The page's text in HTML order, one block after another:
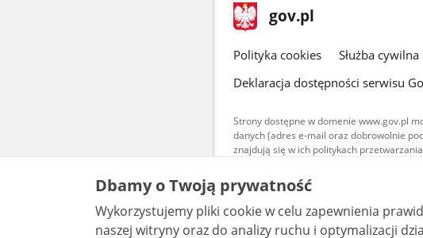
stopka
gov.pl Strona
gov.pl
gov.pl
Polityka cookies Służba cywilna
Deklaracja dostępności serwisu
Strony dostępne w domenie www.gov.pl
danych (adres e-mail oraz dobrowolnie
znajdują się w ich politykach
Treści tekstowe
udostępniane na licencji
warunkach 4.0 (CC BY-SA
są udostępniane na licencji
bez utworów zależnych 4.0
Dbamy o Twoją prywatność
Wykorzystujemy pliki cookie w celu zapewnienia
naszej witryny oraz do analizy ruchu i optymalizacji działania